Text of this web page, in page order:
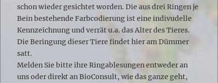
schon wieder gesichtet worden. Die aus drei Ringen je
Bein bestehende Farbcodierung ist eine indivudelle
Kennzeichnung und verrät u.a. das Alter des Tieres.
Die Beringung dieser Tiere findet hier am Dümmer
satt.
Melden Sie bitte ihre Ringablesungen entweder an
uns oder direkt an BioConsult, wie das ganze geht,